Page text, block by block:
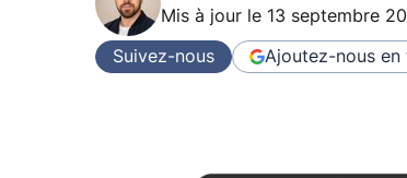
Mis à jour le 13 septembre
Suivez-nous Ajoutez-nous en